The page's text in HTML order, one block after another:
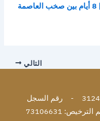
السياحة في بانكوك وبتايا | 8 أيام بين صخب العاصمة
التالي
الرقم الضريبي: 312441746800003 - رقم السجل